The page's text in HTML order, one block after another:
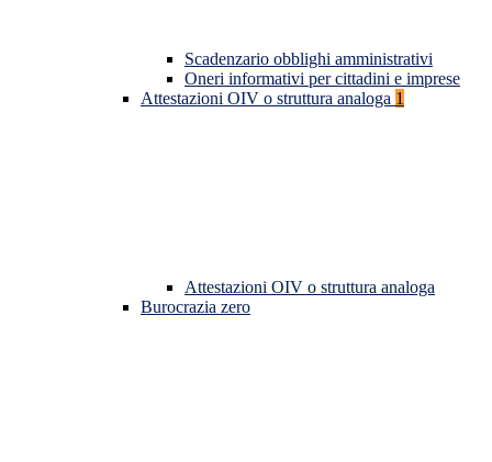
Scadenzario obblighi amministrativi
Oneri informativi per cittadini e imprese
Attestazioni OIV o struttura analoga 1
Attestazioni OIV o struttura analoga
Burocrazia zero